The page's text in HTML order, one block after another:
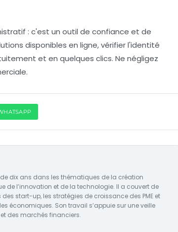
: c'est un outil de confiance et de
disponibles en ligne, vérifier l'identité
et en quelques clics. Ne négligez
dix ans dans les thématiques de la création
de l’innovation et de la technologie. Il a couvert de
start-up, les stratégies de croissance des PME et
économiques. Son travail s’appuie sur une veille
des marchés financiers.